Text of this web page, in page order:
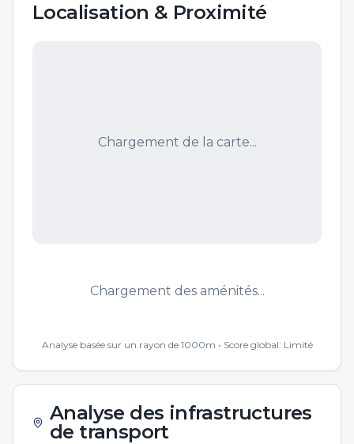
Localisation & Proximité
Chargement de la carte...
Chargement des aménités...
Analyse basée sur un rayon de 1000m • Score global: Limité
Analyse des infrastructures
de transport